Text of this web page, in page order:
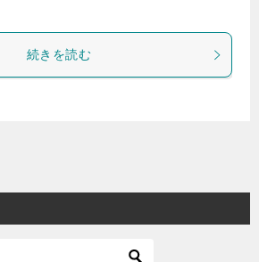
続きを読む